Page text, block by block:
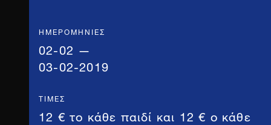
ΗΜΕΡΟΜΗΝΊΕΣ
02-02 —
03-02-2019
ΤΙΜΈΣ
12 € το κάθε παιδί και 12 € ο κάθε